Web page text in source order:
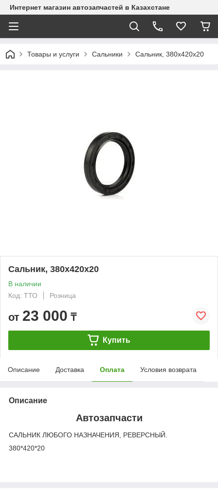
Интернет магазин автозапчастей в Казахстане
Товары и услуги Сальники Сальник, 380х420х20
Сальник, 380х420х20
В наличии
Код: ТТО
Розница
от 23 000 ₸
Купить
Описание Доставка Оплата Условия возврата
Описание
Автозапчасти
САЛЬНИК ЛЮБОГО НАЗНАЧЕНИЯ, РЕВЕРСНЫЙ.
380*420*20